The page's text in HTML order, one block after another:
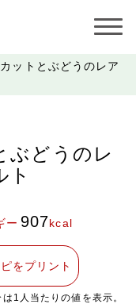
ットとぶどうのレア
ぶどうのレ
ト
ー 907kcal
をプリント
1人当たりの値を表示。